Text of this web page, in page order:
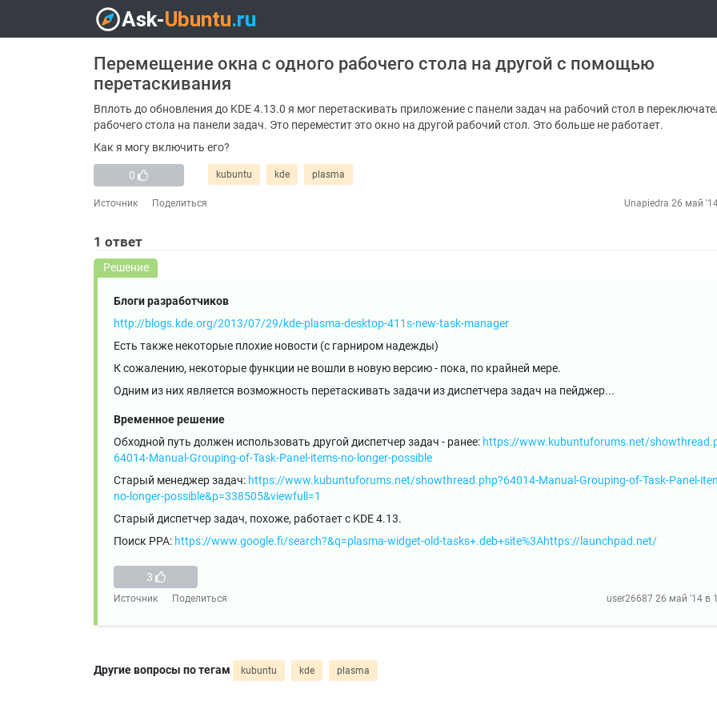
Перемещение окна с одного рабочего стола на другой с помощью
перетаскивания
Вплоть до обновления до KDE 4.13.0 я мог перетаскивать приложение с панели задач на рабочий стол в
рабочего стола на панели задач. Это переместит это окно на другой рабочий стол. Это больше не работает.
Как я могу включить его?
0 kubuntu kde plasma
Источник Поделиться Unapiedra 26 май
1 ответ
Решение
Блоги разработчиков
http://blogs.kde.org/2013/07/29/kde-plasma-desktop-411s-new-task-manager
Есть также некоторые плохие новости (с гарниром надежды)
К сожалению, некоторые функции не вошли в новую версию - пока, по крайней мере.
Одним из них является возможность перетаскивать задачи из диспетчера задач на пейджер...
Временное решение
Обходной путь должен использовать другой диспетчер задач - ранее: https://www.kubuntuforums.net/
64014-Manual-Grouping-of-Task-Panel-items-no-longer-possible
Старый менеджер задач: https://www.kubuntuforums.net/showthread.php?64014-Manual-Grouping-of-Task-Panel-
no-longer-possible&p=338505&viewfull=1
Старый диспетчер задач, похоже, работает с KDE 4.13.
Поиск PPA: https://www.google.fi/search?&q=plasma-widget-old-tasks+.deb+site%3Ahttps://launchpad.net/
3
Источник Поделиться user26687 26 май '14 в
Другие вопросы по тегам kubuntu kde plasma